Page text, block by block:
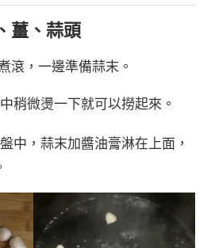
薑、蒜頭
滾，一邊準備蒜末。
稍微燙一下就可以撈起來。
中，蒜末加醬油膏淋在上面，